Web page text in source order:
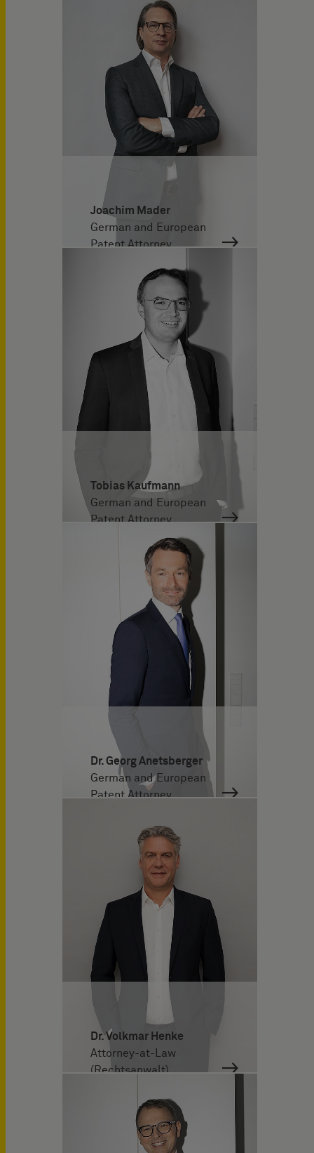
Joachim Mader
German and European
Patent Attorney
Tobias Kaufmann
German and European
Patent Attorney
Dr. Georg Anetsberger
German and European
Patent Attorney
Dr. Volkmar Henke
Attorney-at-Law
(Rechtsanwalt)